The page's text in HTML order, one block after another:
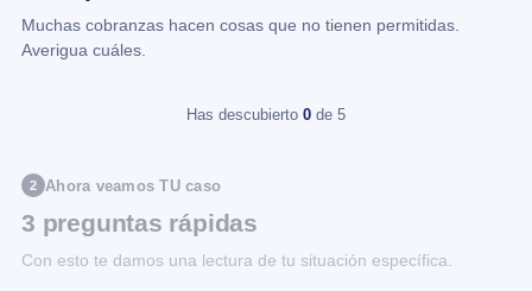
Muchas cobranzas hacen cosas que no tienen permitidas.
Averigua cuáles.
Has descubierto 0 de 5
2 Ahora veamos TU caso
3 preguntas rápidas
Con esto te damos una lectura de tu situación específica.